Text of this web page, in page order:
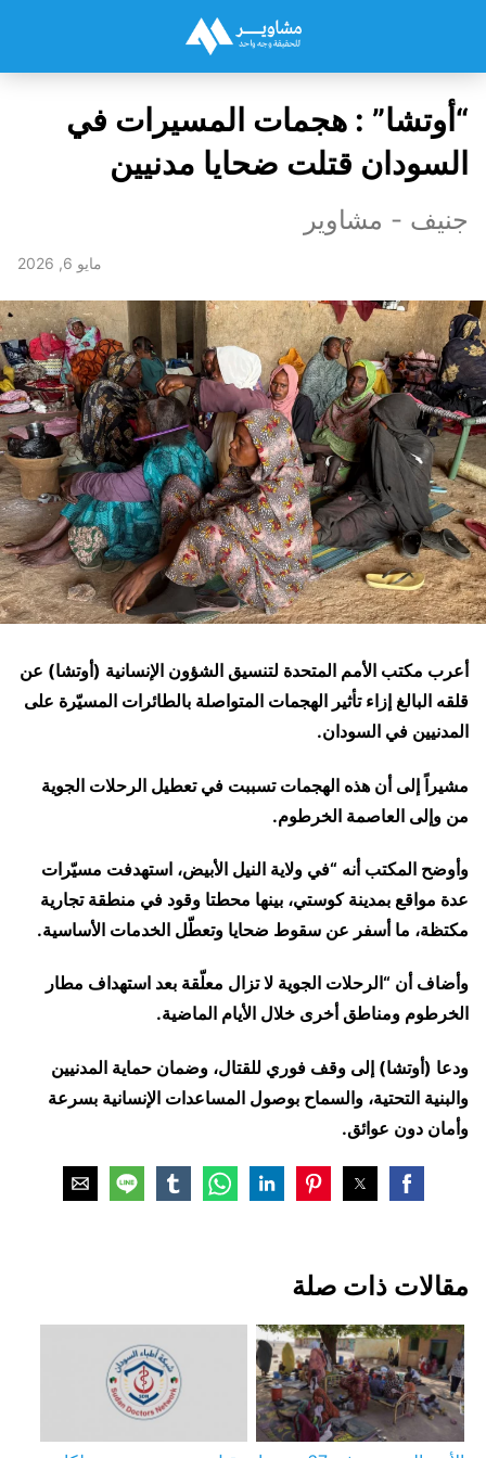
“أوتشا” : هجمات المسيرات في
السودان قتلت ضحايا مدنيين
جنيف - مشاوير
مايو 6, 2026
أعرب مكتب الأمم المتحدة لتنسيق الشؤون الإنسانية (أوتشا) عن
قلقه البالغ إزاء تأثير الهجمات المتواصلة بالطائرات المسيّرة على
المدنيين في السودان.
مشيراً إلى أن هذه الهجمات تسببت في تعطيل الرحلات الجوية
من وإلى العاصمة الخرطوم.
وأوضح المكتب أنه “في ولاية النيل الأبيض، استهدفت مسيّرات
عدة مواقع بمدينة كوستي، بينها محطتا وقود في منطقة تجارية
مكتظة، ما أسفر عن سقوط ضحايا وتعطّل الخدمات الأساسية.
وأضاف أن “الرحلات الجوية لا تزال معلّقة بعد استهداف مطار
الخرطوم ومناطق أخرى خلال الأيام الماضية.
ودعا (أوتشا) إلى وقف فوري للقتال، وضمان حماية المدنيين
والبنية التحتية، والسماح بوصول المساعدات الإنسانية بسرعة
وأمان دون عوائق.
مقالات ذات صلة